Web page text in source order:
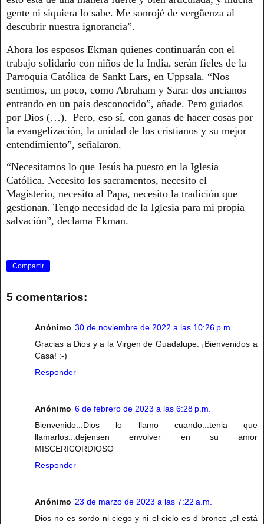
gente ni siquiera lo sabe. Me sonrojé de vergüenza al
descubrir nuestra ignorancia”.
Ahora los esposos Ekman quienes continuarán con el
trabajo solidario con niños de la India, serán fieles de la
Parroquia Católica de Sankt Lars, en Uppsala. “Nos
sentimos, un poco, como Abraham y Sara: dos ancianos
entrando en un país desconocido”, añade. Pero guiados
por Dios (…). Pero, eso sí, con ganas de hacer cosas por
la evangelización, la unidad de los cristianos y su mejor
entendimiento”, señalaron.
“Necesitamos lo que Jesús ha puesto en la Iglesia
Católica. Necesito los sacramentos, necesito el
Magisterio, necesito al Papa, necesito la tradición que
gestionan. Tengo necesidad de la Iglesia para mi propia
salvación”, declama Ekman.
Compartir
5 comentarios:
Anónimo 30 de noviembre de 2022 a las 10:26 p.m.
Gracias a Dios y a la Virgen de Guadalupe. ¡Bienvenidos a
Casa! :-)
Responder
Anónimo 6 de febrero de 2023 a las 6:28 p.m.
Bienvenido...Dios lo llamo cuando...tenia que
llamarlos...dejensen envolver en su amor
MISCERICORDIOSO
Responder
Anónimo 23 de marzo de 2023 a las 7:22 a.m.
Dios no es sordo ni ciego y ni el cielo es d bronce ,el está